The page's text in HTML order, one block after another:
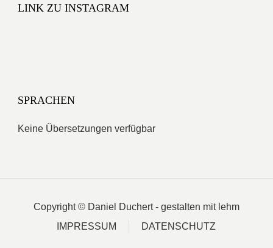
LINK ZU INSTAGRAM
SPRACHEN
Keine Übersetzungen verfügbar
Copyright © Daniel Duchert - gestalten mit lehm
IMPRESSUM
DATENSCHUTZ